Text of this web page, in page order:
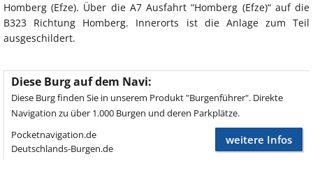
Homberg (Efze). Über die A7 Ausfahrt “Homberg (Efze)“ auf die
B323 Richtung Homberg. Innerorts ist die Anlage zum Teil
ausgeschildert.
Diese Burg auf dem Navi:
Diese Burg finden Sie in unserem Produkt "Burgenführer". Direkte
Navigation zu über 1.000 Burgen und deren Parkplätze.
Pocketnavigation.de
Deutschlands-Burgen.de
weitere Infos